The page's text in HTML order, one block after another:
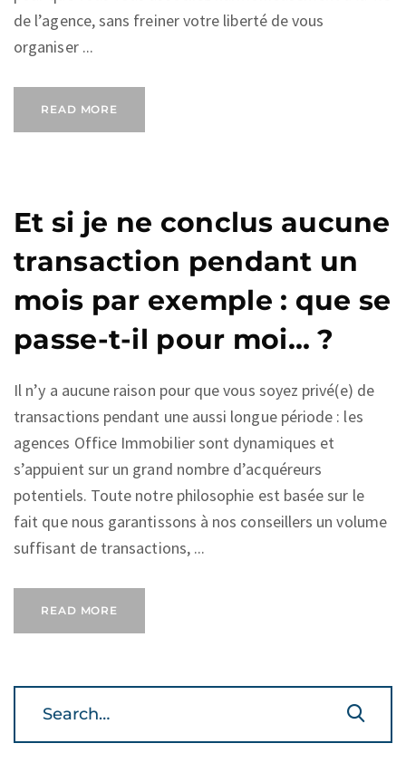
de l’agence, sans freiner votre liberté de vous
organiser ...
READ MORE
Et si je ne conclus aucune
transaction pendant un
mois par exemple : que se
passe-t-il pour moi… ?
Il n’y a aucune raison pour que vous soyez privé(e) de
transactions pendant une aussi longue période : les
agences Office Immobilier sont dynamiques et
s’appuient sur un grand nombre d’acquéreurs
potentiels. Toute notre philosophie est basée sur le
fait que nous garantissons à nos conseillers un volume
suffisant de transactions, ...
READ MORE